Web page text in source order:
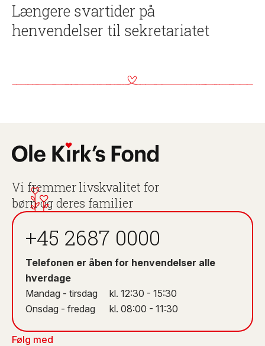
Længere svartider på
henvendelser til sekretariatet
Vi fremmer livskvalitet for
børn og deres familier
+45 2687 0000
Telefonen er åben for henvendelser alle
hverdage
Mandag - tirsdag kl. 12:30 - 15:30
Onsdag - fredag kl. 08:00 - 11:30
Følg med